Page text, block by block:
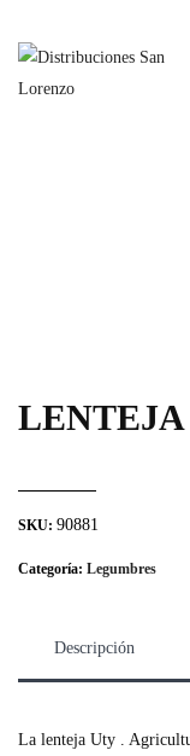
SKU: 90881
Categoría: Legumbres
Descripción
La lenteja Uty .